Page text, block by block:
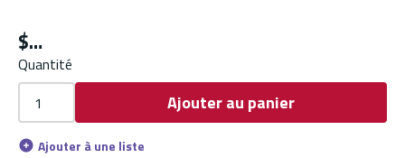
$
Quantité
Ajouter au panier
Ajouter à une liste